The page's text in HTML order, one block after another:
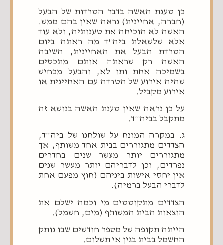
כן טענת האשה בדבר הטרדות של הבעל
(חברה, אחיינית) נראה שאין בהם ממש.
האשה לא הוכיחה את טענותיה, ולא עוד
אלא שלשאלת ביה"ד מה ראתה ביום
הטרדת הבעל את האחיינית, השיבה
האשה רק שראתה אותם מתכסים
בשמיכה אחת ותו לא, והבעל מכחיש
שהיה אירוע של הטרדה עם האחיינית או
אירוע מקביל.
על כן נראה שאין טענת האשה בנושא זה
מתקבל בביה"ד.
ג. במקרה המונח על שולחנו של ביה"ד,
הצדדים מתגוררים בבית אחד משותף, אך
מתגוררים יותר מעשר שנים בחדרים
נפרדים, וכן לדבריהם יותר מעשר שנים
אין יחסי אישות ביניהם (חוץ מפעם אחת
לדברי הבעל ברמיה).
הצדדים מתקוטטים מי וכמה ישלם את
הוצאות הבית המשותף (מים, חשמל).
הייתה תקופה של מספר חודשים שבו נותק
החשמל בבית בגין אי תשלום.